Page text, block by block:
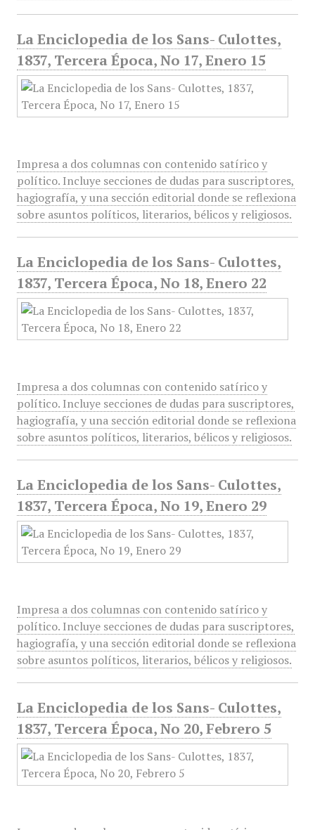
La Enciclopedia de los Sans- Culottes,
1837, Tercera Época, No 17, Enero 15
Impresa a dos columnas con contenido satírico y
político. Incluye secciones de dudas para suscriptores,
hagiografía, y una sección editorial donde se reflexiona
sobre asuntos políticos, literarios, bélicos y religiosos.
La Enciclopedia de los Sans- Culottes,
1837, Tercera Época, No 18, Enero 22
Impresa a dos columnas con contenido satírico y
político. Incluye secciones de dudas para suscriptores,
hagiografía, y una sección editorial donde se reflexiona
sobre asuntos políticos, literarios, bélicos y religiosos.
La Enciclopedia de los Sans- Culottes,
1837, Tercera Época, No 19, Enero 29
Impresa a dos columnas con contenido satírico y
político. Incluye secciones de dudas para suscriptores,
hagiografía, y una sección editorial donde se reflexiona
sobre asuntos políticos, literarios, bélicos y religiosos.
La Enciclopedia de los Sans- Culottes,
1837, Tercera Época, No 20, Febrero 5